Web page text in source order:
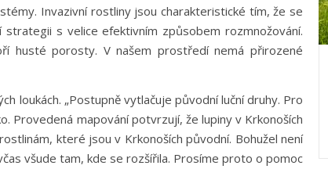
Invazivní rostliny jsou charakteristické tím, že se
strategii s velice efektivním způsobem rozmnožování.
husté porosty. V našem prostředí nemá přirozené
loukách. „Postupně vytlačuje původní luční druhy. Pro
Provedená mapování potvrzují, že lupiny v Krkonoších
které jsou v Krkonoších původní. Bohužel není
všude tam, kde se rozšířila. Prosíme proto o pomoc